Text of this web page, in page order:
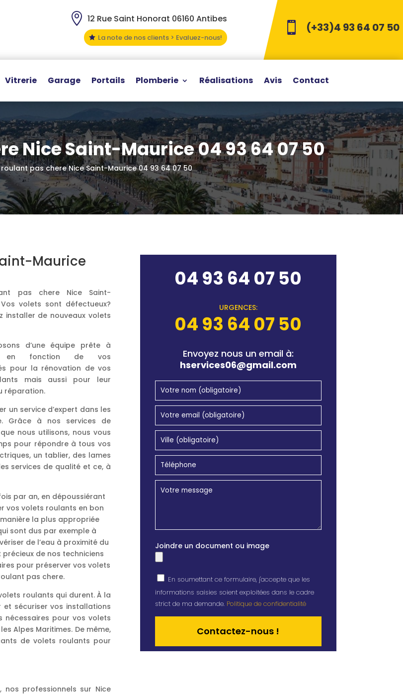
 12 Rue Saint Honorat 06160 Antibes
 La note de nos clients > Evaluez-nous!
 (+33)4 93 64 07 50
Vitrerie Garage Portails Plomberie Réalisations Avis Contact
Nice Saint-Maurice 04 93 64 07 50
pas chere Nice Saint-Maurice 04 93 64 07 50
Maurice
pas chere Nice Saint-
volets sont défectueux?
installer de nouveaux volets
d’une équipe prête à
en fonction de vos
pour la rénovation de vos
mais aussi pour leur
réparation.
un service d’expert dans les
Grâce à nos services de
nous utilisons, nous vous
pour répondre à tous vos
un tablier, des lames
services de qualité et ce, à
par an, en dépoussiérant
vos volets roulants en bon
la plus appropriée
sont dus par exemple à
de l’eau à proximité du
de nos techniciens
pour préserver vos volets
pas chere.
roulants qui durent. À la
et sécuriser vos installations
nécessaires pour vos volets
Alpes Maritimes. De même,
de volets roulants pour
nos professionnels sur Nice
04 93 64 07 50
URGENCES:
04 93 64 07 50
Envoyez nous un email à:
hservices06@gmail.com
Joindre un document ou image
En soumettant ce formulaire, j'accepte que les
informations saisies soient exploitées dans le cadre
strict de ma demande. Politique de confidentialité